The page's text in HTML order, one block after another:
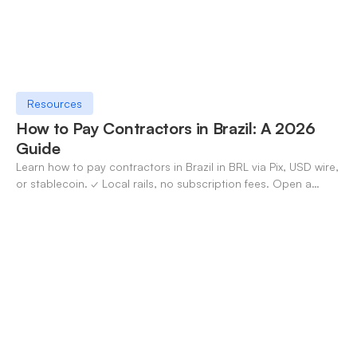
Resources
How to Pay Contractors in Brazil: A 2026
Guide
Learn how to pay contractors in Brazil in BRL via Pix, USD wire,
or stablecoin. ✓ Local rails, no subscription fees. Open a